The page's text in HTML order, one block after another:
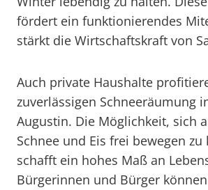
fördert ein funktionierendes
stärkt die Wirtschaftskraft von
Auch private Haushalte
zuverlässigen Schneeräumung
Augustin. Die Möglichkeit, sich
Schnee und Eis frei bewegen zu
schafft ein hohes Maß an
Bürgerinnen und Bürger